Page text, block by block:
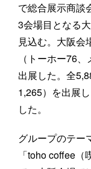
で総合展示商談
3会場目となる
見込む。大阪会
（トーホー76
出展した。全
1,265）を出展
した。
グループのテー
「toho coffee